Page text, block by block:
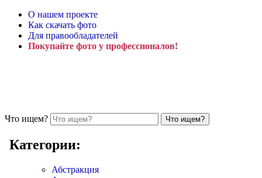
О нашем проекте
Как скачать фото
Для правообладателей
Покупайте фото у профессионалов!
Что ищем?
Категории:
Абстракция